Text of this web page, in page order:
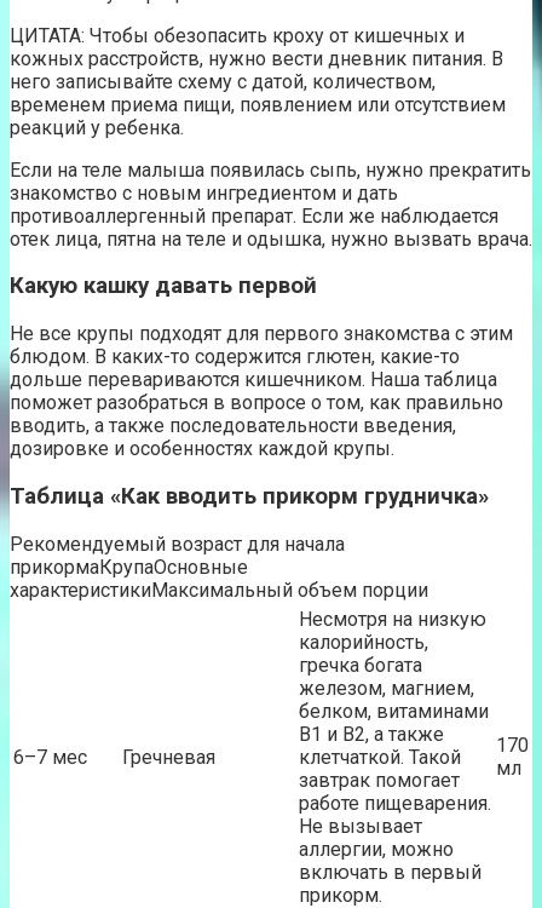
ЦИТАТА: Чтобы обезопасить кроху от кишечных и
кожных расстройств, нужно вести дневник питания. В
него записывайте схему с датой, количеством,
временем приема пищи, появлением или отсутствием
реакций у ребенка.
Если на теле малыша появилась сыпь, нужно прекратить
знакомство с новым ингредиентом и дать
противоаллергенный препарат. Если же наблюдается
отек лица, пятна на теле и одышка, нужно вызвать врача.
Какую кашку давать первой
Не все крупы подходят для первого знакомства с этим
блюдом. В каких-то содержится глютен, какие-то
дольше перевариваются кишечником. Наша таблица
поможет разобраться в вопросе о том, как правильно
вводить, а также последовательности введения,
дозировке и особенностях каждой крупы.
Таблица «Как вводить прикорм грудничка»
Рекомендуемый возраст для начала
прикормаКрупаОсновные
характеристикиМаксимальный объем порции
6–7 мес Гречневая
Несмотря на низкую
калорийность,
гречка богата
железом, магнием,
белком, витаминами
В1 и В2, а также
клетчаткой. Такой
завтрак помогает
работе пищеварения.
Не вызывает
аллергии, можно
включать в первый
прикорм.
170
мл